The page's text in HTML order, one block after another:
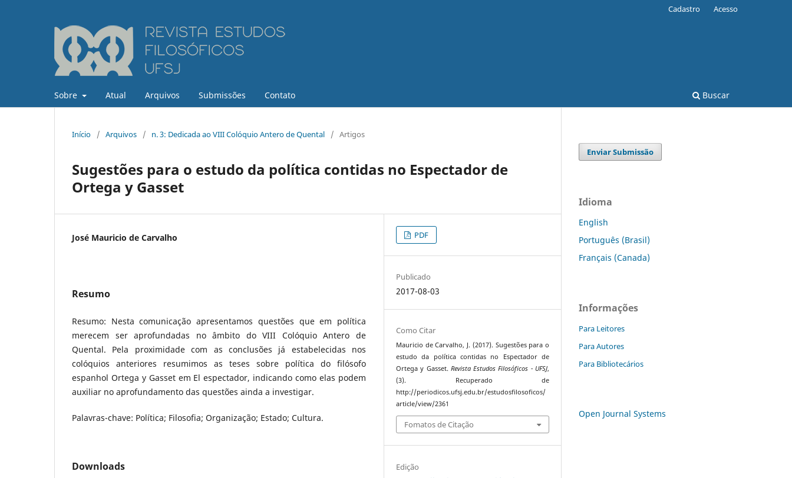
Sobre Atual Arquivos Submissões Contato Buscar
Cadastro Acesso
Início / Arquivos / n. 3: Dedicada ao VIII Colóquio Antero de Quental / Artigos
Sugestões para o estudo da política contidas no Espectador de
Ortega y Gasset
José Mauricio de Carvalho
Resumo
Resumo: Nesta comunicação apresentamos questões que em política
merecem ser aprofundadas no âmbito do VIII Colóquio Antero de
Quental. Pela proximidade com as conclusões já estabelecidas nos
colóquios anteriores resumimos as teses sobre política do filósofo
espanhol Ortega y Gasset em El espectador, indicando como elas podem
auxiliar no aprofundamento das questões ainda a investigar.
Palavras-chave: Política; Filosofia; Organização; Estado; Cultura.
Downloads
PDF
Publicado
2017-08-03
Como Citar
Mauricio de Carvalho, J. (2017). Sugestões para o
estudo da política contidas no Espectador de
Ortega y Gasset. Revista Estudos Filosóficos - UFSJ,
(3). Recuperado de
http://periodicos.ufsj.edu.br/estudosfilosoficos/
article/view/2361
Fomatos de Citação
Edição
Enviar Submissão
Idioma
English
Português (Brasil)
Français (Canada)
Informações
Para Leitores
Para Autores
Para Bibliotecários
Open Journal Systems